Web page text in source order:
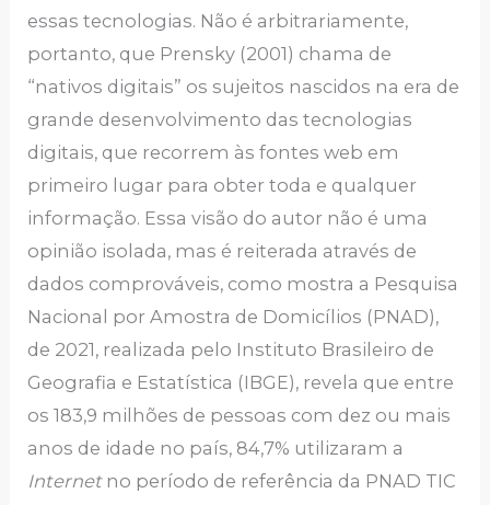
essas tecnologias. Não é arbitrariamente,
portanto, que Prensky (2001) chama de
“nativos digitais” os sujeitos nascidos na era de
grande desenvolvimento das tecnologias
digitais, que recorrem às fontes web em
primeiro lugar para obter toda e qualquer
informação. Essa visão do autor não é uma
opinião isolada, mas é reiterada através de
dados comprováveis, como mostra a Pesquisa
Nacional por Amostra de Domicílios (PNAD),
de 2021, realizada pelo Instituto Brasileiro de
Geografia e Estatística (IBGE), revela que entre
os 183,9 milhões de pessoas com dez ou mais
anos de idade no país, 84,7% utilizaram a
Internetno período de referência da PNAD TIC